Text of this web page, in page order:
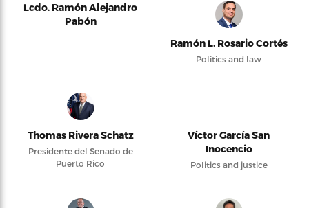
Lcdo. Ramón Alejandro
Pabón
Ramón L. Rosario Cortés
Politics and law
Thomas Rivera Schatz
Presidente del Senado de
Puerto Rico
Víctor García San
Inocencio
Politics and justice